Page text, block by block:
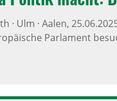
· Ulm · Aalen,
Parlament